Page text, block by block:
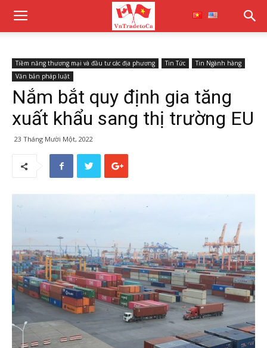
Tiềm năng thương mại và đầu tư các địa phương Tin Tức
Tin Ngành hàng
Văn bản pháp luật
Nắm bắt quy định gia tăng
xuất khẩu sang thị trường EU
23 Tháng Mười Một, 2022